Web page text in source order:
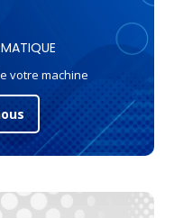
votre machine